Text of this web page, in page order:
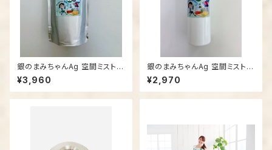
銀のまみちゃんAg 空間ミスト
(詰め替え用）５００㎖
¥3,960
銀のまみちゃんAg 空間ミスト3
00㎖
¥2,970